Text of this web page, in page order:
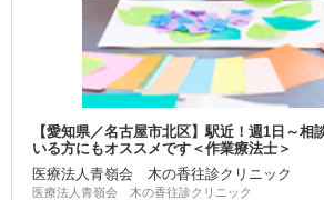
【愛知県／名古屋市北区】駅近！週1日～
いる方にもオススメです＜作業療法士＞
医療法人青嶺会 木の香往診クリニック
医療法人青嶺会 木の香往診クリニック